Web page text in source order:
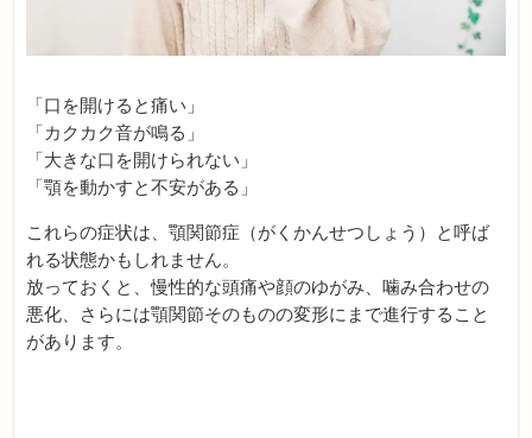
「口を開けると痛い」
「カクカク音が鳴る」
「大きな口を開けられない」
「顎を動かすと不安がある」
これらの症状は、顎関節症（がくかんせつしょう）
と呼ば
れる状態かもしれません。
放っておくと、慢性的な頭痛や顔のゆがみ、噛み合わせの
悪化、
さらには顎関節そのものの変形にまで進行すること
があります。